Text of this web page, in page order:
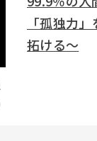
「孤独力
拓ける～